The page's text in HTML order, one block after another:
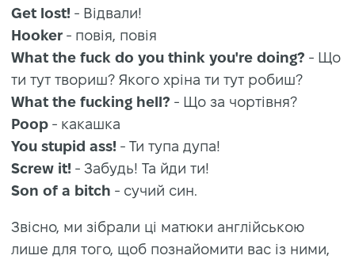
Get lost! - Відвали!
Hooker - повія, повія
What the fuck do you think you're doing? - Що
ти тут твориш? Якого хріна ти тут робиш?
What the fucking hell? - Що за чортівня?
Poop - какашка
You stupid ass! - Ти тупа дупа!
Screw it! - Забудь! Та йди ти!
Son of a bitch - сучий син.
Звісно, ми зібрали ці матюки англійською
лише для того, щоб познайомити вас із ними,